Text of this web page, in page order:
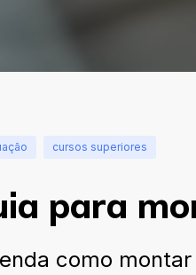
cursos superiores
para
como